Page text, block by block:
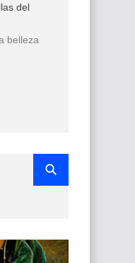
del
belleza